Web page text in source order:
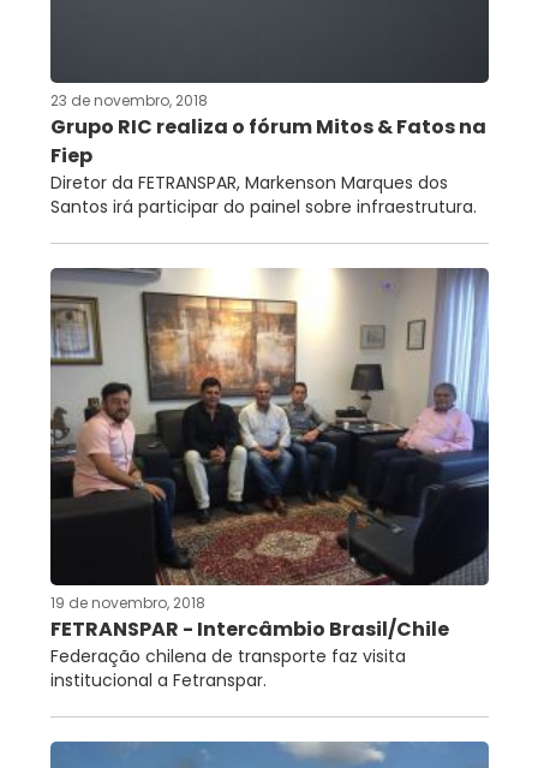
23 de novembro, 2018
Grupo RIC realiza o fórum Mitos & Fatos na
Fiep
Diretor da FETRANSPAR, Markenson Marques dos
Santos irá participar do painel sobre infraestrutura.
19 de novembro, 2018
FETRANSPAR - Intercâmbio Brasil/Chile
Federação chilena de transporte faz visita
institucional a Fetranspar.